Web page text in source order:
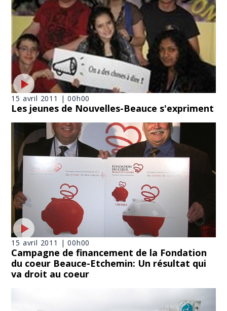
15 avril 2011 | 00h00
Les jeunes de Nouvelles-Beauce s'expriment
15 avril 2011 | 00h00
Campagne de financement de la Fondation
du coeur Beauce-Etchemin: Un résultat qui
va droit au coeur